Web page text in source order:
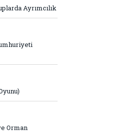
Ayrımcılık
Orman